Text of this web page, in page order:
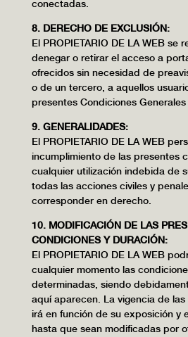
conectadas.
8. DERECHO DE EXCLUSIÓN:
El PROPIETARIO DE LA WEB se
denegar o retirar el acceso a
ofrecidos sin necesidad de
o de un tercero, a aquellos
presentes Condiciones Generales
9. GENERALIDADES:
El PROPIETARIO DE LA WEB
incumplimiento de las presentes
cualquier utilización indebida de
todas las acciones civiles y
corresponder en derecho.
10. MODIFICACIÓN DE LAS
CONDICIONES Y DURACIÓN:
El PROPIETARIO DE LA WEB
cualquier momento las
determinadas, siendo
aquí aparecen. La vigencia de
irá en función de su exposición y
hasta que sean modificadas por